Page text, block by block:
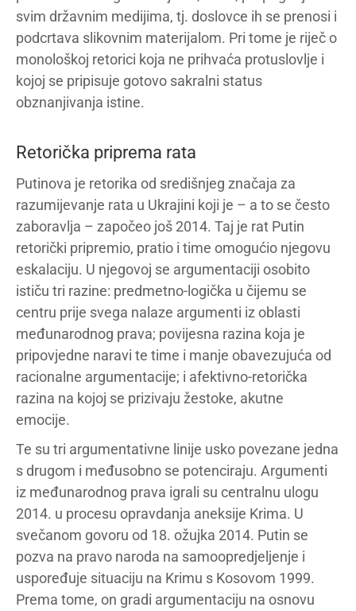
svim državnim medijima, tj. doslovce ih se prenosi i
podcrtava slikovnim materijalom. Pri tome je riječ o
monološkoj retorici koja ne prihvaća protuslovlje i
kojoj se pripisuje gotovo sakralni status
obznanjivanja istine.
Retorička priprema rata
Putinova je retorika od središnjeg značaja za
razumijevanje rata u Ukrajini koji je – a to se često
zaboravlja – započeo još 2014. Taj je rat Putin
retorički pripremio, pratio i time omogućio njegovu
eskalaciju. U njegovoj se argumentaciji osobito
ističu tri razine: predmetno-logička u čijemu se
centru prije svega nalaze argumenti iz oblasti
međunarodnog prava; povijesna razina koja je
pripovjedne naravi te time i manje obavezujuća od
racionalne argumentacije; i afektivno-retorička
razina na kojoj se prizivaju žestoke, akutne
emocije.
Te su tri argumentativne linije usko povezane jedna
s drugom i međusobno se potenciraju. Argumenti
iz međunarodnog prava igrali su centralnu ulogu
2014. u procesu opravdanja aneksije Krima. U
svečanom govoru od 18. ožujka 2014. Putin se
pozva na pravo naroda na samoopredjeljenje i
uspoređuje situaciju na Krimu s Kosovom 1999.
Prema tome, on gradi argumentaciju na osnovu